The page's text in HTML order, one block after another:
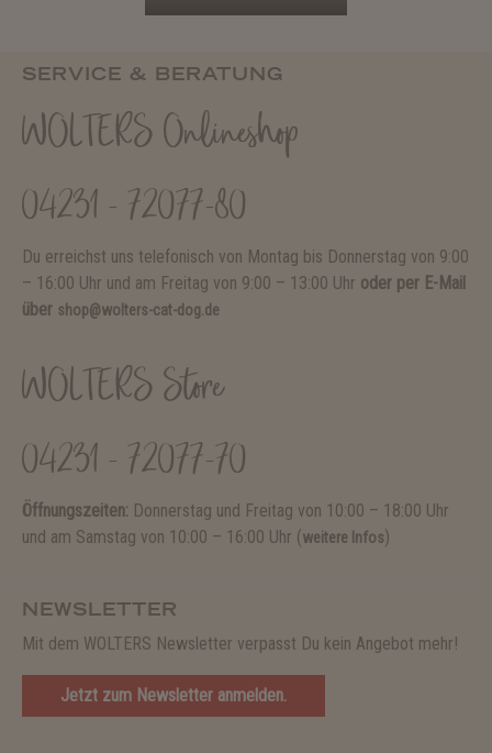
SERVICE & BERATUNG
WOLTERS Onlineshop
04231 - 72077-80
Du erreichst uns telefonisch von Montag bis Donnerstag von 9:00
– 16:00 Uhr und am Freitag von 9:00 – 13:00 Uhr oder per E-Mail
über shop@wolters-cat-dog.de
WOLTERS Store
04231 - 72077-70
Öffnungszeiten: Donnerstag und Freitag von 10:00 – 18:00 Uhr
und am Samstag von 10:00 – 16:00 Uhr (weitere Infos)
NEWSLETTER
Mit dem WOLTERS Newsletter verpasst Du kein Angebot mehr!
Jetzt zum Newsletter anmelden.